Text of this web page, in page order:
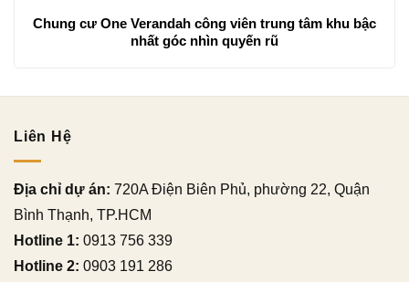
Chung cư One Verandah công viên trung tâm khu bậc
nhất góc nhìn quyến rũ
Liên Hệ
Địa chỉ dự án: 720A Điện Biên Phủ, phường 22, Quận
Bình Thạnh, TP.HCM
Hotline 1: 0913 756 339
Hotline 2: 0903 191 286